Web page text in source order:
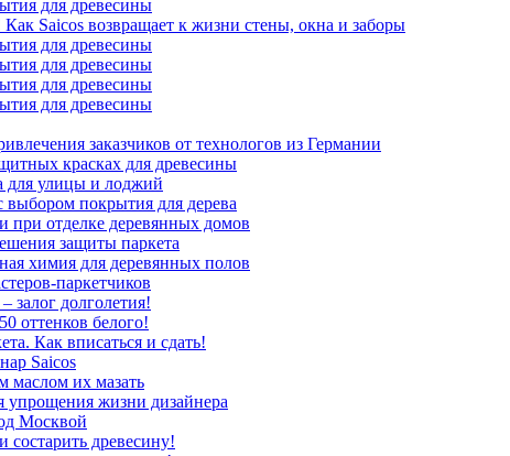
для древесины
Saicos возвращает к жизни стены, окна и заборы
для древесины
для древесины
для древесины
для древесины
заказчиков от технологов из Германии
красках для древесины
для улицы и лоджий
выбором покрытия для дерева
при отделке деревянных домов
защиты паркета
химия для деревянных полов
паркетчиков
залог долголетия!
оттенков белого!
Как вписаться и сдать!
Saicos
маслом их мазать
упрощения жизни дизайнера
Москвой
состарить древесину!